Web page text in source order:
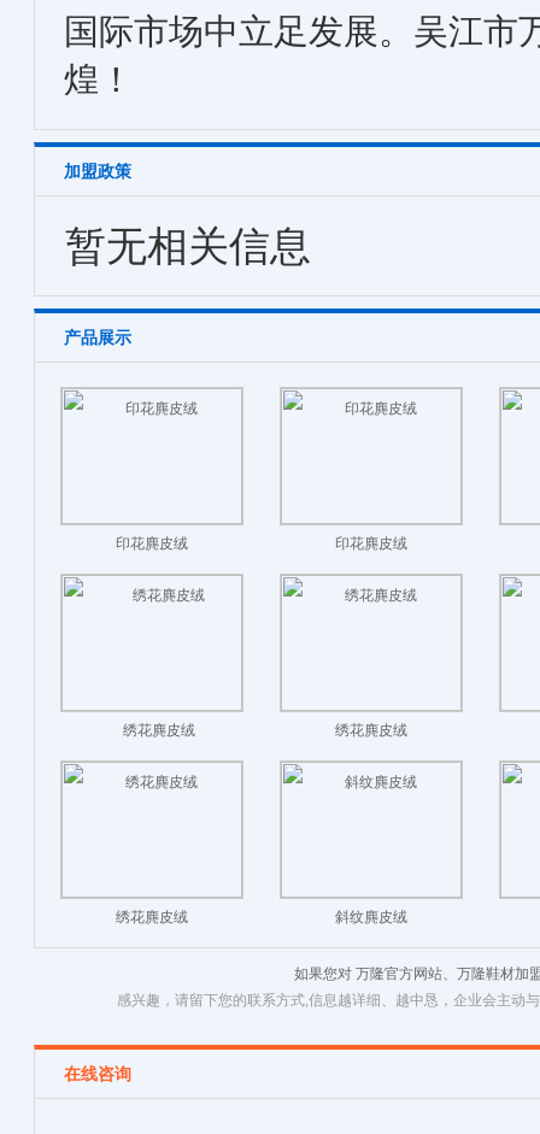
国际市场中立足发展。吴江市
煌！
加盟政策
暂无相关信息
产品展示
印花麂皮绒 印花麂皮绒
绣花麂皮绒 绣花麂皮绒
绣花麂皮绒 斜纹麂皮绒
如果您对 万隆官方网站、万隆鞋材加
感兴趣，请留下您的联系方式,信息越详细、越中恳，企业会主动
在线咨询